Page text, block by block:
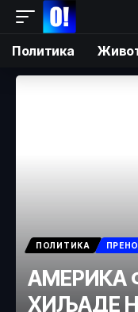
Политика
ПОЛИТИКА
АМЕРИКА
ХИЉАДЕ